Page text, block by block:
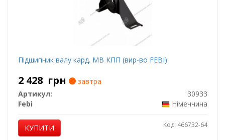
Підшипник валу кард. MB КПП (вир-во FEBI)
2 428 грн
завтра
Артикул:
30933
Febi
Німеччина
КУПИТИ Код: 466732-64